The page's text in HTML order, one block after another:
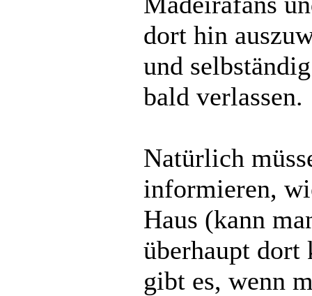
dort hin
und
bald verlassen.
Natürlich
informieren,
Haus (kann
überhaupt dort
gibt es, wenn